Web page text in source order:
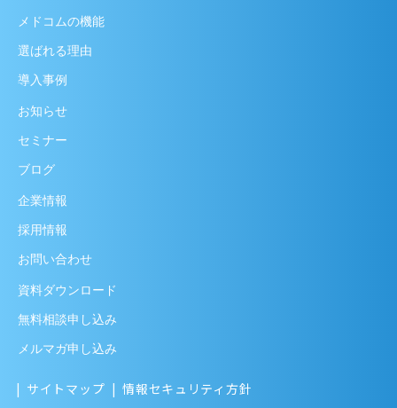
メドコムの機能
選ばれる理由
導入事例
お知らせ
セミナー
ブログ
企業情報
採用情報
お問い合わせ
資料ダウンロード
無料相談申し込み
メルマガ申し込み
サイトマップ
情報セキュリティ方針